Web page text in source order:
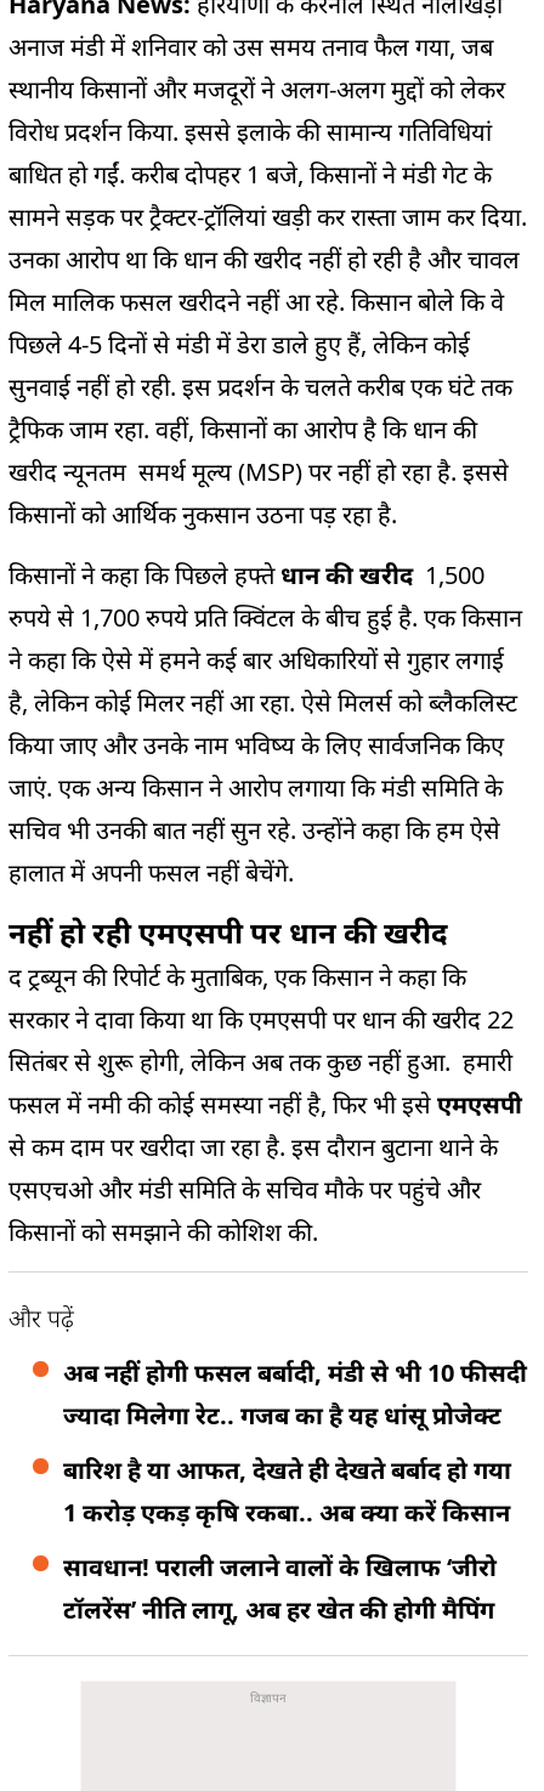
अनाज मंडी में शनिवार को उस समय तनाव फैल गया, जब
स्थानीय किसानों और मजदूरों ने अलग-अलग मुद्दों को लेकर
विरोध प्रदर्शन किया. इससे इलाके की सामान्य गतिविधियां
बाधित हो गईं. करीब दोपहर 1 बजे, किसानों ने मंडी गेट के
सामने सड़क पर ट्रैक्टर-ट्रॉलियां खड़ी कर रास्ता जाम कर दिया.
उनका आरोप था कि धान की खरीद नहीं हो रही है और चावल
मिल मालिक फसल खरीदने नहीं आ रहे. किसान बोले कि वे
पिछले 4-5 दिनों से मंडी में डेरा डाले हुए हैं, लेकिन कोई
सुनवाई नहीं हो रही. इस प्रदर्शन के चलते करीब एक घंटे तक
ट्रैफिक जाम रहा. वहीं, किसानों का आरोप है कि धान की
खरीद न्यूनतम समर्थ मूल्य (MSP) पर नहीं हो रहा है. इससे
किसानों को आर्थिक नुकसान उठना पड़ रहा है.
किसानों ने कहा कि पिछले हफ्तेधान की खरीद1,500
रुपये से 1,700 रुपये प्रति क्विंटल के बीच हुई है. एक किसान
ने कहा कि ऐसे में हमने कई बार अधिकारियों से गुहार लगाई
है, लेकिन कोई मिलर नहीं आ रहा. ऐसे मिलर्स को ब्लैकलिस्ट
किया जाए और उनके नाम भविष्य के लिए सार्वजनिक किए
जाएं. एक अन्य किसान ने आरोप लगाया कि मंडी समिति के
सचिव भी उनकी बात नहीं सुन रहे. उन्होंने कहा कि हम ऐसे
हालात में अपनी फसल नहीं बेचेंगे.
नहीं हो रही एमएसपी पर धान की खरीद
द ट्रब्यून की रिपोर्ट के मुताबिक, एक किसान ने कहा कि
सरकार ने दावा किया था कि एमएसपी पर धान की खरीद 22
सितंबर से शुरू होगी, लेकिन अब तक कुछ नहीं हुआ. हमारी
फसल में नमी की कोई समस्या नहीं है, फिर भी इसेएमएसपी
से कम दाम पर खरीदा जा रहा है. इस दौरान बुटाना थाने के
एसएचओ और मंडी समिति के सचिव मौके पर पहुंचे और
किसानों को समझाने की कोशिश की.
और पढ़ें
अब नहीं होगी फसल बर्बादी, मंडी से भी 10 फीसदी
ज्यादा मिलेगा रेट.. गजब का है यह धांसू प्रोजेक्ट
बारिश है या आफत, देखते ही देखते बर्बाद हो गया
1 करोड़ एकड़ कृषि रकबा.. अब क्या करें किसान
सावधान! पराली जलाने वालों के खिलाफ ‘जीरो
टॉलरेंस’ नीति लागू, अब हर खेत की होगी मैपिंग